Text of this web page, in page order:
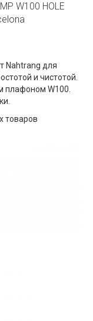
W100 HOLE
Nahtrang для
и чистотой.
плафоном W100.
товаров